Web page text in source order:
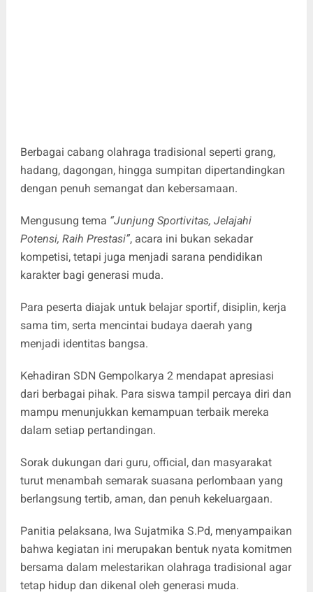
Berbagai cabang olahraga tradisional seperti grang,
hadang, dagongan, hingga sumpitan dipertandingkan
dengan penuh semangat dan kebersamaan.
Mengusung tema “Junjung Sportivitas, Jelajahi
Potensi, Raih Prestasi”, acara ini bukan sekadar
kompetisi, tetapi juga menjadi sarana pendidikan
karakter bagi generasi muda.
Para peserta diajak untuk belajar sportif, disiplin, kerja
sama tim, serta mencintai budaya daerah yang
menjadi identitas bangsa.
Kehadiran SDN Gempolkarya 2 mendapat apresiasi
dari berbagai pihak. Para siswa tampil percaya diri dan
mampu menunjukkan kemampuan terbaik mereka
dalam setiap pertandingan.
Sorak dukungan dari guru, official, dan masyarakat
turut menambah semarak suasana perlombaan yang
berlangsung tertib, aman, dan penuh kekeluargaan.
Panitia pelaksana, Iwa Sujatmika S.Pd, menyampaikan
bahwa kegiatan ini merupakan bentuk nyata komitmen
bersama dalam melestarikan olahraga tradisional agar
tetap hidup dan dikenal oleh generasi muda.